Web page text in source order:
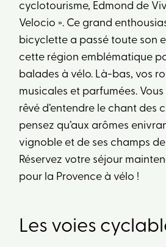
cyclotourisme, Edmond de
Velocio ». Ce grand
bicyclette a passé toute son
cette région emblématique
balades à vélo. Là-bas, vos
musicales et parfumées.
rêvé d’entendre le chant des
pensez qu’aux arômes
vignoble et de ses champs
Réservez votre séjour
pour la Provence à vélo !
Les voies